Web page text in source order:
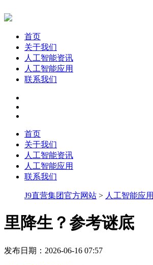
首页
关于我们
人工智能资讯
人工智能应用
联系我们
首页
关于我们
人工智能资讯
人工智能应用
联系我们
J9直营集团官方网站 > 人工智能应用
里降生？参考谜底
发布日期：2026-06-16 07:57